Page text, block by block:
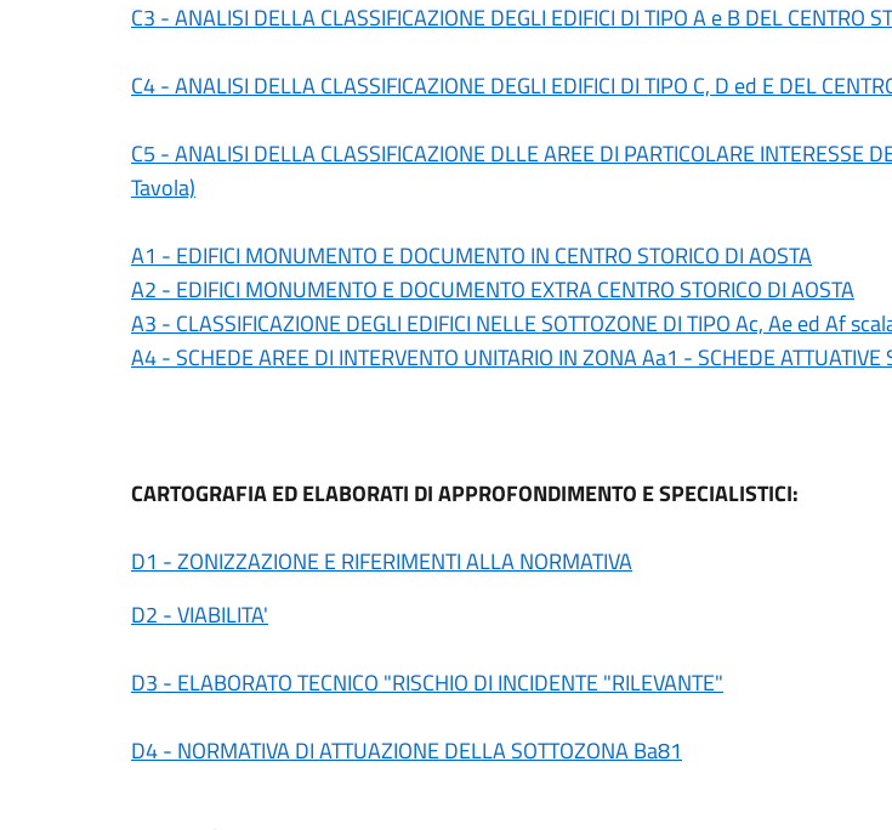
C3 - ANALISI DELLA CLASSIFICAZIONE DEGLI EDIFICI DI TIPO A e B DEL CENTRO
C4 - ANALISI DELLA CLASSIFICAZIONE DEGLI EDIFICI DI TIPO C, D ed E DEL
C5 - ANALISI DELLA CLASSIFICAZIONE DLLE AREE DI PARTICOLARE INTERESSE
Tavola)
A1 - EDIFICI MONUMENTO E DOCUMENTO IN CENTRO STORICO DI AOSTA
A2 - EDIFICI MONUMENTO E DOCUMENTO EXTRA CENTRO STORICO DI AOSTA
A3 - CLASSIFICAZIONE DEGLI EDIFICI NELLE SOTTOZONE DI TIPO Ac, Ae ed Af
A4 - SCHEDE AREE DI INTERVENTO UNITARIO IN ZONA Aa1 - SCHEDE ATTUATIVE
CARTOGRAFIA ED ELABORATI DI APPROFONDIMENTO E SPECIALISTICI:
D1 - ZONIZZAZIONE E RIFERIMENTI ALLA NORMATIVA
D2 - VIABILITA'
D3 - ELABORATO TECNICO "RISCHIO DI INCIDENTE "RILEVANTE"
D4 - NORMATIVA DI ATTUAZIONE DELLA SOTTOZONA Ba81